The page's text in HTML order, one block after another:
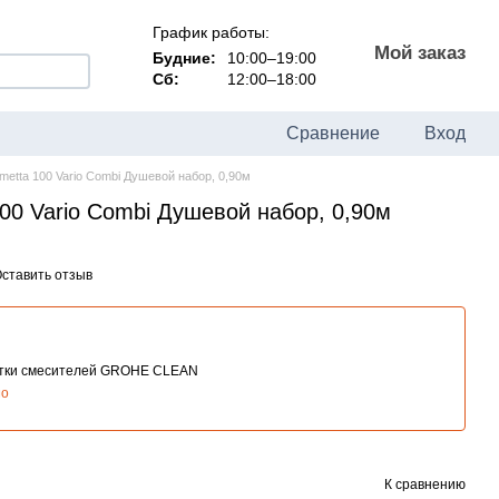
График работы:
Будние:
10:00–19:00
Сб:
12:00–18:00
Мой заказ
Сравнение Вход
100 Vario Combi Душевой набор, 0,90м
Vario Combi Душевой набор, 0,90м
отзыв
смесителей GROHE CLEAN
К сравнению